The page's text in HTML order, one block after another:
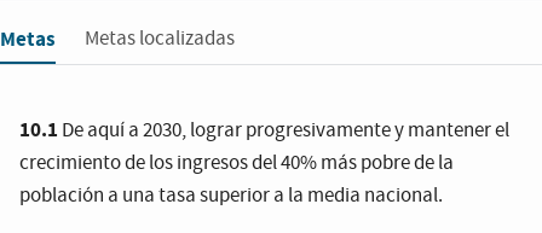
Metas Metas localizadas
10.1 De aquí a 2030, lograr progresivamente y mantener el
crecimiento de los ingresos del 40% más pobre de la
población a una tasa superior a la media nacional.